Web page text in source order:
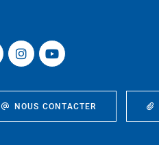
NOUS CONTACTER